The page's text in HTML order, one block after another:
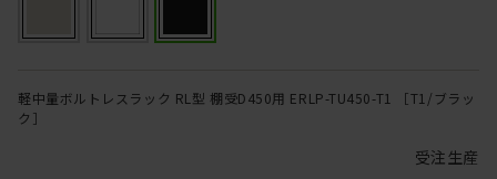
軽中量ボルトレスラック RL型 棚受D450用 ERLP-TU450-T1 ［T1/ブラッ
ク］
受注生産